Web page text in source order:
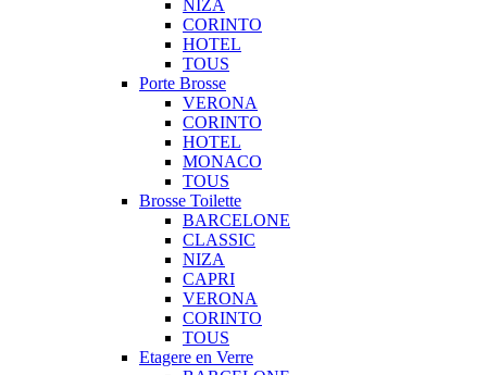
NIZA
CORINTO
HOTEL
TOUS
Porte Brosse
VERONA
CORINTO
HOTEL
MONACO
TOUS
Brosse Toilette
BARCELONE
CLASSIC
NIZA
CAPRI
VERONA
CORINTO
TOUS
Etagere en Verre